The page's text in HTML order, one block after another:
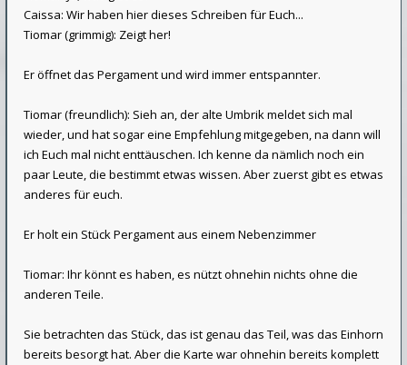
Caissa: Wir haben hier dieses Schreiben für Euch...
Tiomar (grimmig): Zeigt her!
Er öffnet das Pergament und wird immer entspannter.
Tiomar (freundlich): Sieh an, der alte Umbrik meldet sich mal
wieder, und hat sogar eine Empfehlung mitgegeben, na dann will
ich Euch mal nicht enttäuschen. Ich kenne da nämlich noch ein
paar Leute, die bestimmt etwas wissen. Aber zuerst gibt es etwas
anderes für euch.
Er holt ein Stück Pergament aus einem Nebenzimmer
Tiomar: Ihr könnt es haben, es nützt ohnehin nichts ohne die
anderen Teile.
Sie betrachten das Stück, das ist genau das Teil, was das Einhorn
bereits besorgt hat. Aber die Karte war ohnehin bereits komplett